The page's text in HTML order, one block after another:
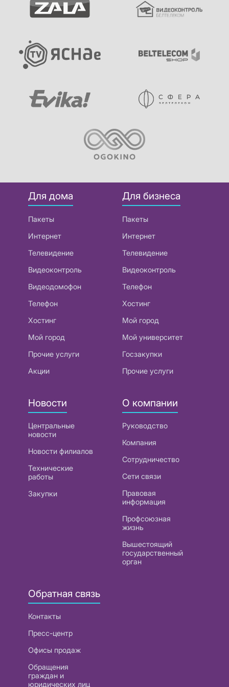
Для дома
Пакеты
Интернет
Телевидение
Видеоконтроль
Видеодомофон
Телефон
Хостинг
Мой город
Прочие услуги
Акции
Для бизнеса
Пакеты
Интернет
Телевидение
Видеоконтроль
Телефон
Хостинг
Мой город
Мой университет
Госзакупки
Прочие услуги
Новости
Центральные
новости
Новости филиалов
Технические
работы
Закупки
О компании
Руководство
Компания
Сотрудничество
Сети связи
Правовая
информация
Профсоюзная
жизнь
Вышестоящий
государственный
орган
Обратная связь
Контакты
Пресс-центр
Офисы продаж
Обращения
граждан и
юридических лиц